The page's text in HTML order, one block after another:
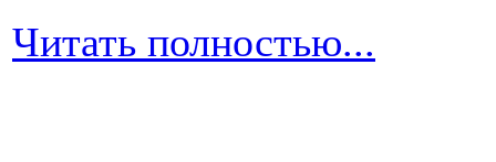
Читать полностью...